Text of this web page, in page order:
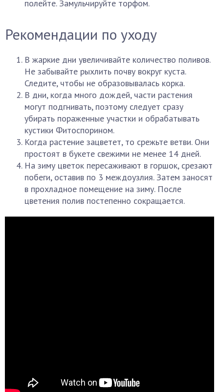
полейте. Замульчируйте торфом.
Рекомендации по уходу
В жаркие дни увеличивайте количество поливов.
Не забывайте рыхлить почву вокруг куста.
Следите, чтобы не образовывалась корка.
В дни, когда много дождей, части растения
могут подгнивать, поэтому следует сразу
убирать пораженные участки и обрабатывать
кустики Фитоспорином.
Когда растение зацветет, то срежьте ветви. Они
простоят в букете свежими не менее 14 дней.
На зиму цветок пересаживают в горшок, срезают
побеги, оставив по 3 междоузлия. Затем заносят
в прохладное помещение на зиму. После
цветения полив постепенно сокращается.